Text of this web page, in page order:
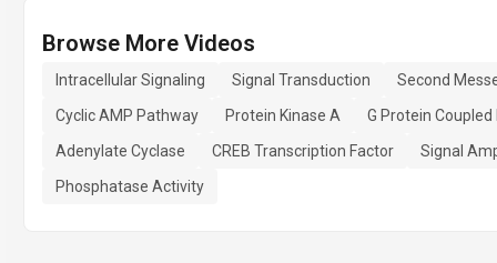
Browse More Videos
Intracellular Signaling Signal Transduction
Second
Cyclic AMP Pathway
Protein Kinase A
G Protein
Adenylate Cyclase
CREB Transcription Factor
Signal
Phosphatase Activity